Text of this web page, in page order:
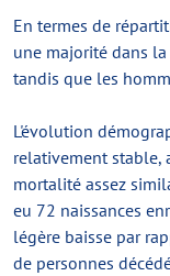
En termes de
une majorité dans
tandis que les
L'évolution
relativement stable,
mortalité assez
eu 72 naissances
légère baisse par
de personnes